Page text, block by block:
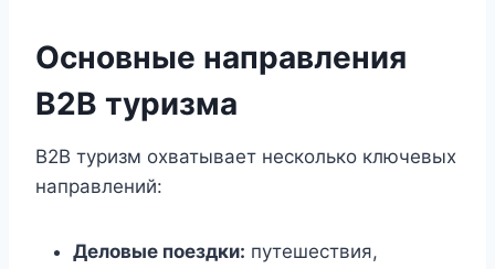
Основные направления
B2B туризма
B2B туризм охватывает несколько ключевых
направлений:
Деловые поездки: путешествия,